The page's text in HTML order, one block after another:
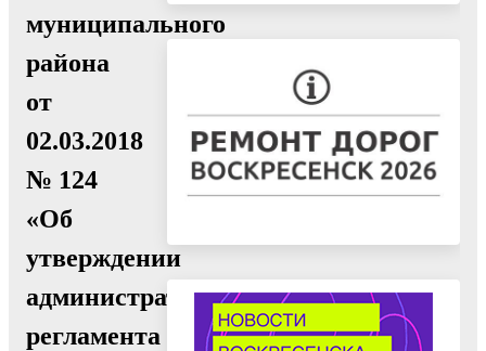
муниципального
района
от
02.03.2018
№ 124
«Об
утверждении
административного
регламента